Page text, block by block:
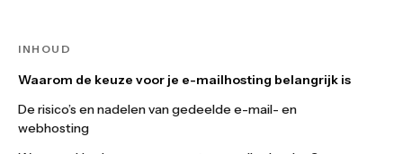
INHOUD
Waarom de keuze voor je e-mailhosting belangrijk is
De risico’s en nadelen van gedeelde e-mail- en
webhosting